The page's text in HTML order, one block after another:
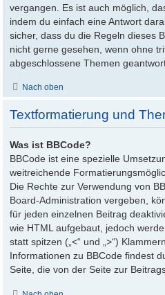
vergangen. Es ist auch möglich,
indem du einfach eine Antwort
sicher, dass du die Regeln dieses
nicht gerne gesehen, wenn ohne
abgeschlossene Themen
Nach oben
Textformatierung und
Was ist BBCode?
BBCode ist eine spezielle
weitreichende
Die Rechte zur Verwendung von
Board-Administration vergeben,
für jeden einzelnen Beitrag
wie HTML aufgebaut, jedoch
statt spitzen („<“ und „>“)
Informationen zu BBCode findest
Seite, die von der Seite zur